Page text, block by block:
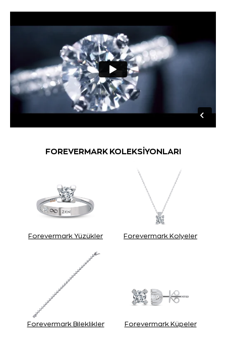
FOREVERMARK KOLEKSİYONLARI
Forevermark Yüzükler Forevermark Kolyeler
Forevermark Bileklikler Forevermark Küpeler